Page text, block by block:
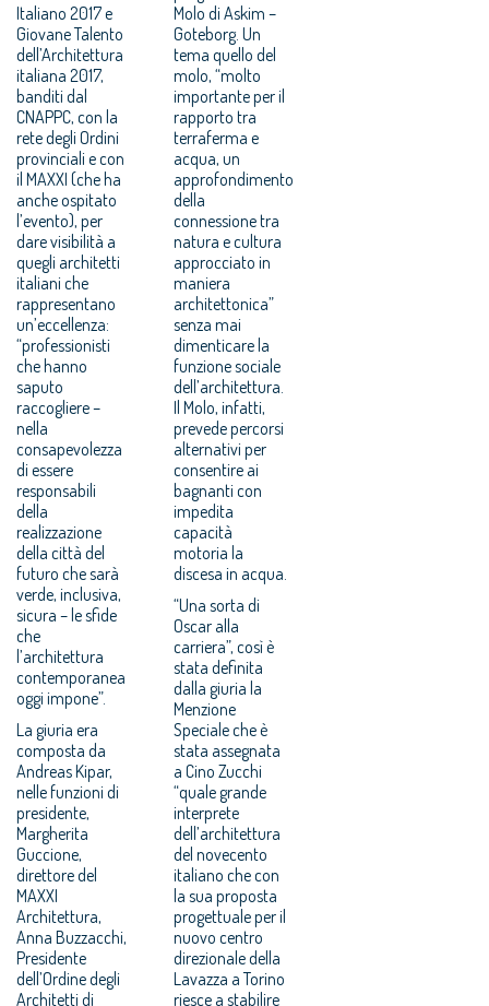
Italiano 2017 e
Giovane Talento
dell’Architettura
italiana 2017,
banditi dal
CNAPPC, con la
rete degli Ordini
provinciali e con
il MAXXI (che ha
anche ospitato
l’evento), per
dare visibilità a
quegli architetti
italiani che
rappresentano
un’eccellenza:
“professionisti
che hanno
saputo
raccogliere –
nella
consapevolezza
di essere
responsabili
della
realizzazione
della città del
futuro che sarà
verde, inclusiva,
sicura – le sfide
che
l’architettura
contemporanea
oggi impone”.
La giuria era
composta da
Andreas Kipar,
nelle funzioni di
presidente,
Margherita
Guccione,
direttore del
MAXXI
Architettura,
Anna Buzzacchi,
Presidente
dell’Ordine degli
Architetti di
Molo di Askim –
Goteborg. Un
tema quello del
molo, “molto
importante per il
rapporto tra
terraferma e
acqua, un
approfondimento
della
connessione tra
natura e cultura
approcciato in
maniera
architettonica”
senza mai
dimenticare la
funzione sociale
dell’architettura.
Il Molo, infatti,
prevede percorsi
alternativi per
consentire ai
bagnanti con
impedita
capacità
motoria la
discesa in acqua.
“Una sorta di
Oscar alla
carriera”, così è
stata definita
dalla giuria la
Menzione
Speciale che è
stata assegnata
a Cino Zucchi
“quale grande
interprete
dell’architettura
del novecento
italiano che con
la sua proposta
progettuale per il
nuovo centro
direzionale della
Lavazza a Torino
riesce a stabilire